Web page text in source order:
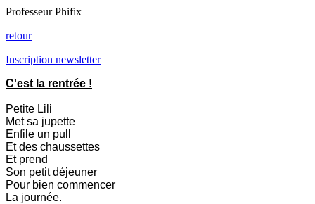
Professeur Phifix
retour
Inscription newsletter
C'est la rentrée !
Petite Lili
Met sa jupette
Enfile un pull
Et des chaussettes
Et prend
Son petit déjeuner
Pour bien commencer
La journée.